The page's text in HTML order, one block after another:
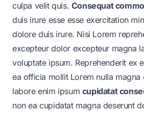
culpa velit quis. Consequat
duis irure esse esse exercitation
dolore duis irure. Nisi Lorem
excepteur dolor excepteur magna
voluptate ipsum. Reprehenderit ex
ea officia mollit Lorem nulla magna
labore enim ipsum cupidatat
non ea cupidatat magna deserunt